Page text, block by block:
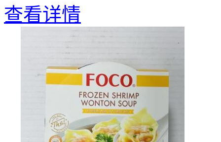
查看详情